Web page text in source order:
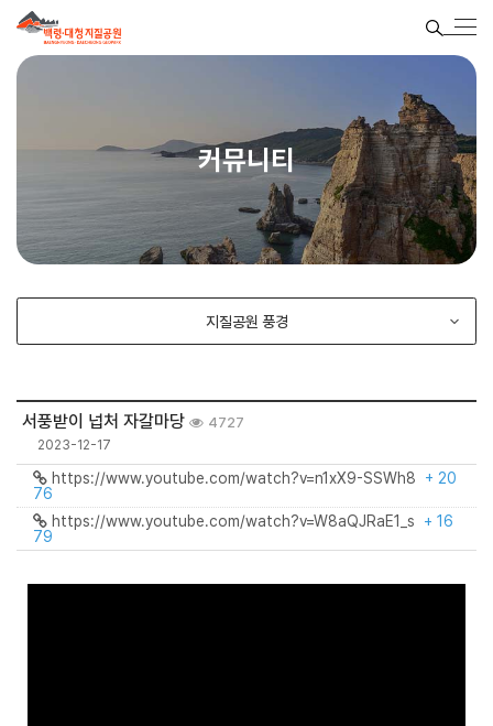
커뮤니티
지질공원 풍경
서풍받이 넙처 자갈마당 4727
2023-12-17
https://www.youtube.com/watch?v=n1xX9-SSWh8 + 20
76
https://www.youtube.com/watch?v=W8aQJRaE1_s + 16
79